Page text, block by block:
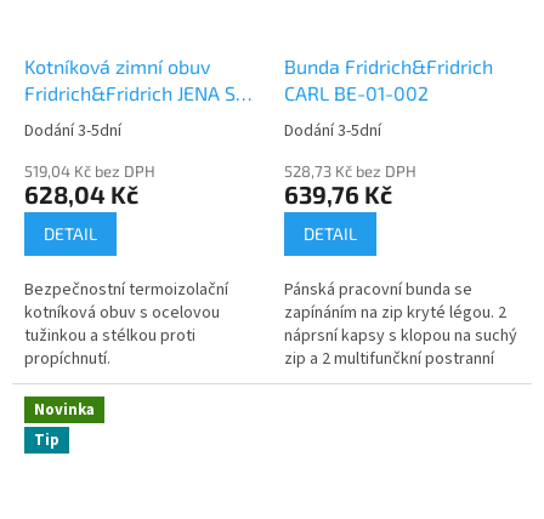
Kotníková zimní obuv
Fridrich&Fridrich JENA SC-
03-012 S3 CI SRC
Dodání 3-5dní
519,04 Kč bez DPH
628,04 Kč
DETAIL
Bezpečnostní termoizolační
kotníková obuv s ocelovou
tužinkou a stélkou proti
propíchnutí.
Bunda Fridrich&Fridrich
CARL BE-01-002
Dodání 3-5dní
528,73 Kč bez DPH
639,76 Kč
DETAIL
Pánská pracovní bunda se
zapínáním na zip kryté légou. 2
náprsní kapsy s klopou na suchý
zip a 2 multifunčkní postranní
kapsy v pase....
Novinka
Tip